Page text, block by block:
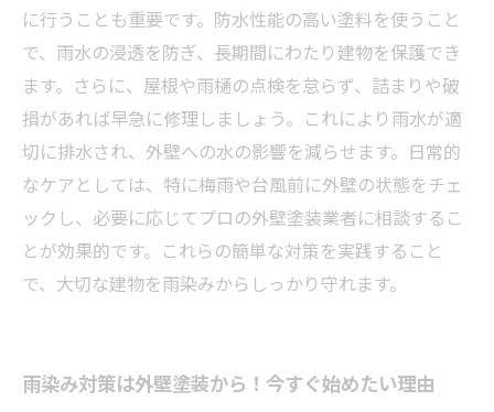
に行うことも重要です。防水性能の高い塗料を使うこと
で、雨水の浸透を防ぎ、長期間にわたり建物を保護でき
ます。さらに、屋根や雨樋の点検を怠らず、詰まりや破
損があれば早急に修理しましょう。これにより雨水が適
切に排水され、外壁への水の影響を減らせます。日常的
なケアとしては、特に梅雨や台風前に外壁の状態をチェ
ックし、必要に応じてプロの外壁塗装業者に相談するこ
とが効果的です。これらの簡単な対策を実践すること
で、大切な建物を雨染みからしっかり守れます。
雨染み対策は外壁塗装から！今すぐ始めたい理由